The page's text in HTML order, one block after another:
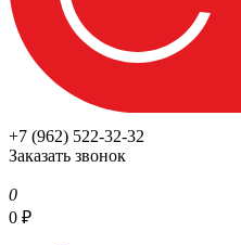
+7 (962) 522-32-32
Заказать звонок
0
0 ₽